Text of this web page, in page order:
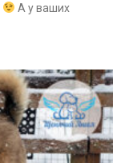
А у ваших